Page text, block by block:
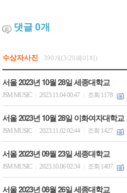
댓글0개
수상자사진 390개(3/20페이지)
서울 2023년 10월 28일 세종대학교
JSM MUSIC 2023.11.04 00:47 조회 1178
서울 2023년 10월 28일 이화여자대학교
JSM MUSIC 2023.11.02 02:44 조회 1427
서울 2023년 09월 23일 세종대학교
JSM MUSIC 2023.10.06 02:34 조회 1407
서울 2023년 08월 26일 세종대학교